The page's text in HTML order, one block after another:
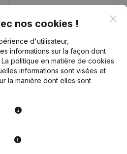
28 559
€ 66 036
1
nos cookies !
d'utilisateur,
informations sur la façon dont
La politique en matière de cookies
informations sont visées et
la manière dont elles sont